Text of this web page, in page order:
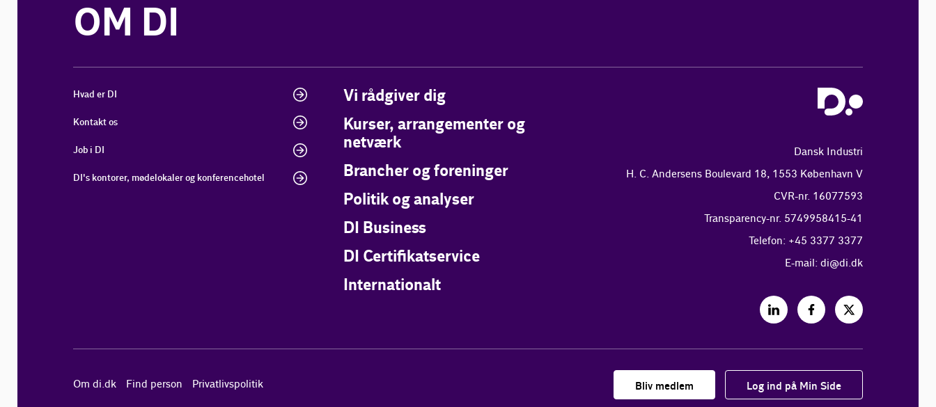
OM DI
Hvad er DI
Kontakt os
Job i DI
DI's kontorer, mødelokaler og konferencehotel
Vi rådgiver dig
Kurser, arrangementer og
netværk
Brancher og foreninger
Politik og analyser
DI Business
DI Certifikatservice
Internationalt
Dansk Industri
H. C. Andersens Boulevard 18, 1553 København V
CVR-nr. 16077593
Transparency-nr. 5749958415-41
Telefon: +45 3377 3377
E-mail: di@di.dk
Om di.dk Find person Privatlivspolitik Bliv medlem Log ind på Min Side